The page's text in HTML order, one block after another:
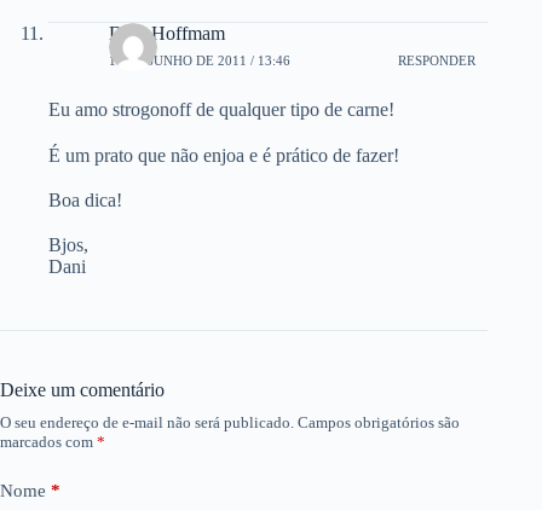
Dani Hoffmam
17 DE JUNHO DE 2011 / 13:46 RESPONDER
Eu amo strogonoff de qualquer tipo de carne!
É um prato que não enjoa e é prático de fazer!
Boa dica!
Bjos,
Dani
Deixe um comentário
O seu endereço de e-mail não será publicado. Campos obrigatórios são
marcados com *
Nome *